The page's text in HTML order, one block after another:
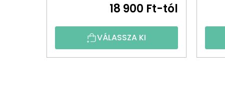
18 900 Ft-tól
VÁLASSZA KI